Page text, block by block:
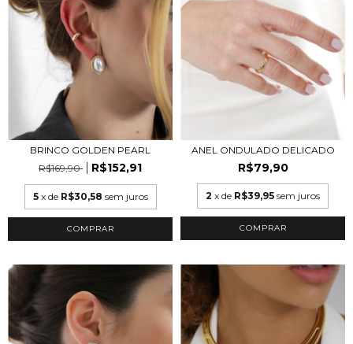
BRINCO GOLDEN PEARL
R$169,90
R$152,91
5 x de R$30,58 sem juros
ANEL ONDULADO DELICADO
R$79,90
2 x de R$39,95 sem juros
COMPRAR